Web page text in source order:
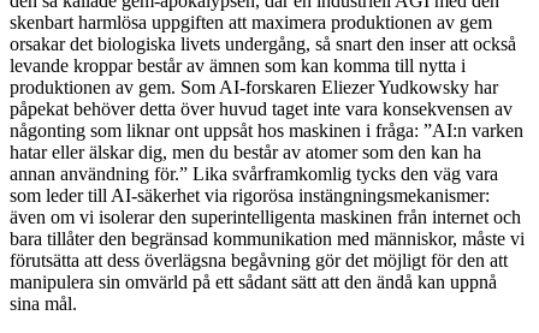
skenbart harmlösa uppgiften att maximera produktionen av gem
orsakar det biologiska livets undergång, så snart den inser att också
levande kroppar består av ämnen som kan komma till nytta i
produktionen av gem. Som AI-forskaren Eliezer Yudkowsky har
påpekat behöver detta över huvud taget inte vara konsekvensen av
någonting som liknar ont uppsåt hos maskinen i fråga: ”AI:n varken
hatar eller älskar dig, men du består av atomer som den kan ha
annan användning för.” Lika svårframkomlig tycks den väg vara
som leder till AI-säkerhet via rigorösa instängningsmekanismer:
även om vi isolerar den superintelligenta maskinen från internet och
bara tillåter den begränsad kommunikation med människor, måste vi
förutsätta att dess överlägsna begåvning gör det möjligt för den att
manipulera sin omvärld på ett sådant sätt att den ändå kan uppnå
sina mål.